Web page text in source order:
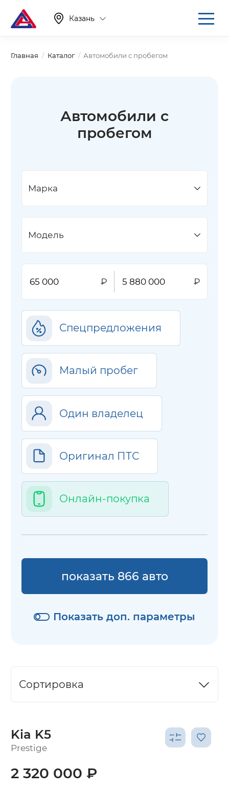
Казань
Главная Каталог Автомобили с пробегом
Автомобили с
пробегом
Марка
Модель
Спецпредложения
Малый пробег
Один владелец
Оригинал ПТС
Онлайн-покупка
Показать доп. параметры
показать 866 авто
Сортировка
Kia K5
Prestige
2 320 000 ₽